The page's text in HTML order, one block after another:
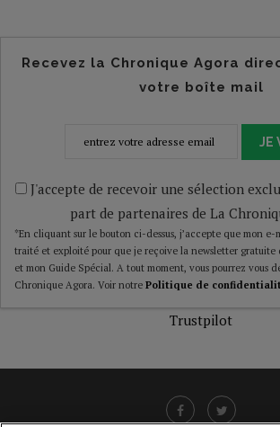
Recevez la Chronique Agora
votre boîte mail
JE
J'accepte de recevoir une sélection
part de partenaires de La
*En cliquant sur le bouton ci-dessus, j’accepte que mon e-
traité et exploité pour que je reçoive la newsletter gratuite
et mon Guide Spécial. A tout moment, vous pourrez vous
Chronique Agora. Voir notre Politique de
Trustpilot